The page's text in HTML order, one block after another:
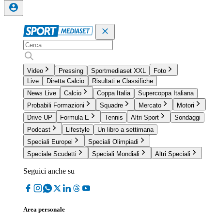
Video Pressing Sportmediaset XXL
Foto
Live
Diretta Calcio
Risultati e Classifiche
News Live
Calcio Coppa Italia
Supercoppa Italiana
Probabili Formazioni
Squadre Mercato
Motori
Drive UP
Formula E Tennis Altri Sport
Sondaggi
Podcast
Lifestyle
Un libro a settimana
Speciali Europei
Speciali Olimpiadi
Speciale Scudetti
Speciali Mondiali Altri Speciali
Seguici anche su
Area personale